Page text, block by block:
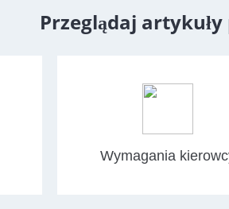
Przeglądaj
Wymagania